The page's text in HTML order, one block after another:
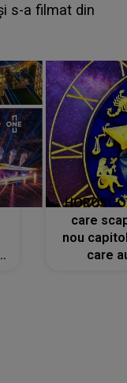
se în fața
"Am
care
nou
care